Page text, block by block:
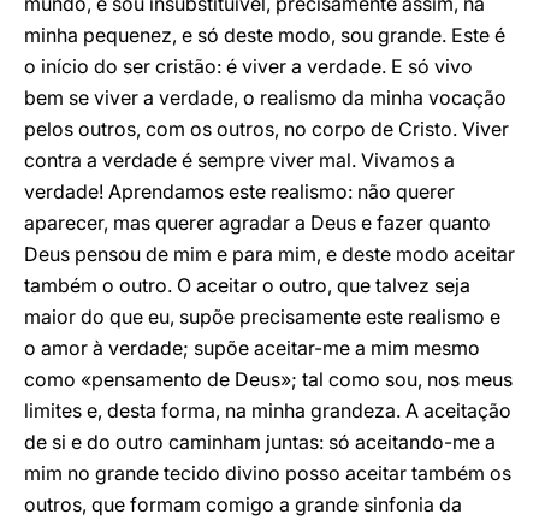
minha pequenez, e só deste modo, sou grande. Este é
o início do ser cristão: é viver a verdade. E só vivo
bem se viver a verdade, o realismo da minha vocação
pelos outros, com os outros, no corpo de Cristo. Viver
contra a verdade é sempre viver mal. Vivamos a
verdade! Aprendamos este realismo: não querer
aparecer, mas querer agradar a Deus e fazer quanto
Deus pensou de mim e para mim, e deste modo aceitar
também o outro. O aceitar o outro, que talvez seja
maior do que eu, supõe precisamente este realismo e
o amor à verdade; supõe aceitar-me a mim mesmo
como «pensamento de Deus»; tal como sou, nos meus
limites e, desta forma, na minha grandeza. A aceitação
de si e do outro caminham juntas: só aceitando-me a
mim no grande tecido divino posso aceitar também os
outros, que formam comigo a grande sinfonia da